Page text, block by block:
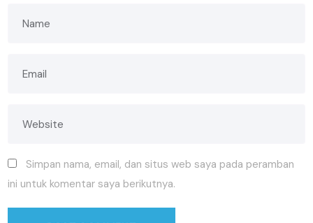
Simpan nama, email, dan situs web saya pada peramban
ini untuk komentar saya berikutnya.